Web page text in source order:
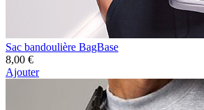
Sac bandoulière BagBase
8,00 €
Ajouter